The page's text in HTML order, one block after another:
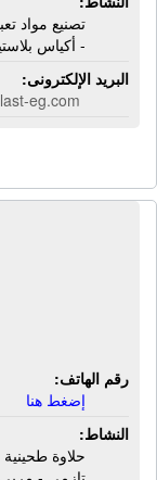
تصنيع مواد
- أكياس
البريد الإلكترونى:
eg.com
رقم الهاتف:
إضغط هنا
النشاط:
حلاوة